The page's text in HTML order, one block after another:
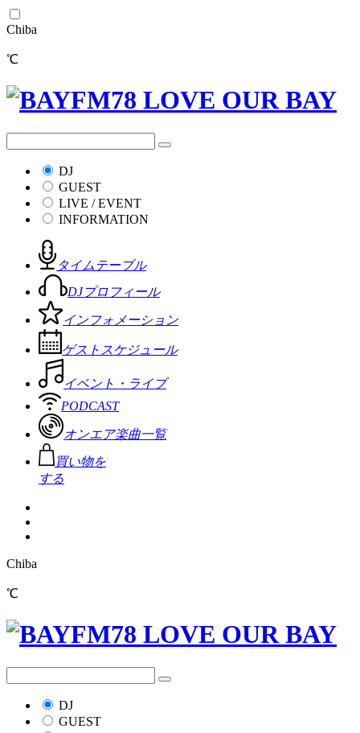
Chiba
℃
DJ
GUEST
LIVE / EVENT
INFORMATION
タイムテーブル
DJプロフィール
インフォメーション
ゲストスケジュール
イベント・ライブ
PODCAST
オンエア楽曲一覧
買い物を
する
Chiba
℃
DJ
GUEST